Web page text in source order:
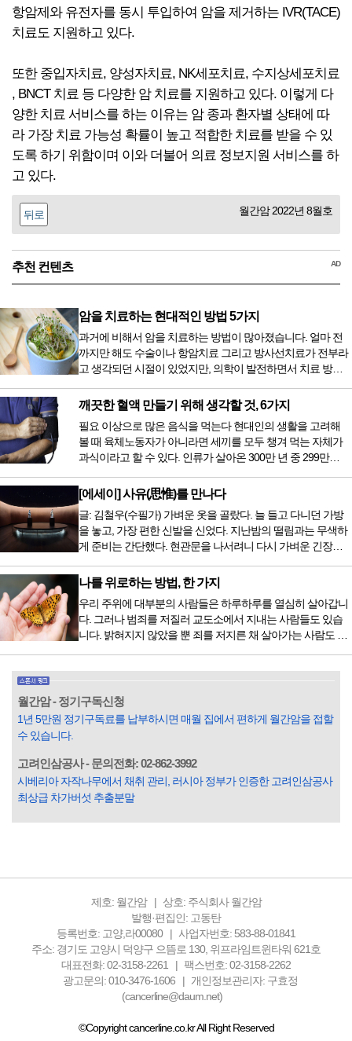
항암제와 유전자를 동시 투입하여 암을 제거하는 IVR(TACE)
치료도 지원하고 있다.
또한 중입자치료, 양성자치료, NK세포치료, 수지상세포치료
, BNCT 치료 등 다양한 암 치료를 지원하고 있다. 이렇게 다
양한 치료 서비스를 하는 이유는 암 종과 환자별 상태에 따
라 가장 치료 가능성 확률이 높고 적합한 치료를 받을 수 있
도록 하기 위함이며 이와 더불어 의료 정보지원 서비스를 하
고 있다.
뒤로 월간암 2022년 8월호
추천 컨텐츠 AD
암을 치료하는 현대적인 방법 5가지
과거에 비해서 암을 치료하는 방법이 많아졌습니다. 얼마 전
까지만 해도 수술이나 항암치료 그리고 방사선치료가 전부라
고 생각되던 시절이 있었지만, 의학이 발전하면서 치료 방법
오면서 암을 치료하는 방법이 하나 더 추가되었습니다. 중입
자 치료를 받기 위해서는 일본이나 독일 등 중입자 치료기가
있는 나라에 가서 힘들게 치료받았지만 얼마 전 국내 도입 후
전립선암 환자를 시작으로 중입자 치료기가 가동되었습니다.
치료 범위가 한정되어 모든 암 환자가 중입자 치료를 받을 수
는 없지만 치료...
깨끗한 혈액 만들기 위해 생각할 것, 6가지
필요 이상으로 많은 음식을 먹는다 현대인의 생활을 고려해
볼 때 육체노동자가 아니라면 세끼를 모두 챙겨 먹는 자체가
과식이라고 할 수 있다. 인류가 살아온 300만 년 중 299만
저녁을 습관적으로 음식을 섭취한다. 게다가 밤늦은 시간까지
음식을 먹거나, 아침에 식욕이 없는데도 ‘아침을 먹어야 하루
가 활기차다’라는 이야기에 사로잡혀 억지로 먹는 경우가 많
다. 식욕이 없다는 느낌은 본능이 보내는 신호다. 즉 먹어도 소
화할 힘이 없다거나 더 이상 먹으면 혈액 안에 잉여물...
[에세이] 사유(思惟)를 만나다
글: 김철우(수필가) 가벼운 옷을 골랐다. 늘 들고 다니던 가방
을 놓고, 가장 편한 신발을 신었다. 지난밤의 떨림과는 무색하
게 준비는 간단했다. 현관문을 나서려니 다시 가벼운 긴장감
막이 열리기 전. 그 특유의 무대 냄새를 맡았을 때의 긴장감 같
은 것이었다. 두 금동 미륵 반가사유상을 만나러 가는 길은 그
렇게 시작됐다. 두 반가사유상을 알게 된 것은 몇 해 전이었다.
잡지의 발행인으로 독자에게 선보일 좋은 콘텐츠를 고민하던
중 우리 문화재를 하나씩 소개하고자...
나를 위로하는 방법, 한 가지
우리 주위에 대부분의 사람들은 하루하루를 열심히 살아갑니
다. 그러나 범죄를 저질러 교도소에서 지내는 사람들도 있습
니다. 밝혀지지 않았을 뿐 죄를 저지른 채 살아가는 사람도 있
입힌다는 것입니다. 미꾸라지 한 마리가 시냇물을 흐린다는
옛말이 그저 허투루 생기지는 않은 듯합니다. 대부분의 사람
들은 열심히 살아갑니다. 그렇다고 97%의 사람들이 모두 착
월간암 - 정기구독신청
1년 5만원 정기구독료를 납부하시면 매월 집에서 편하게 월간암을 접할
수 있습니다.
고려인삼공사 - 문의전화: 02-862-3992
시베리아 자작나무에서 채취 관리, 러시아 정부가 인증한 고려인삼공사
최상급 차가버섯 추출분말
제호: 월간암
상호: 주식회사 월간암
발행·편집인: 고동탄
등록번호: 고양,라00080
사업자번호: 583-88-01841
주소: 경기도 고양시 덕양구 으뜸로 130, 위프라임트윈타워 621호
대표전화: 02-3158-2261
팩스번호: 02-3158-2262
광고문의: 010-3476-1606
개인정보관리자: 구효정
(cancerline@daum.net)
©Copyright cancerline.co.kr All Right Reserved